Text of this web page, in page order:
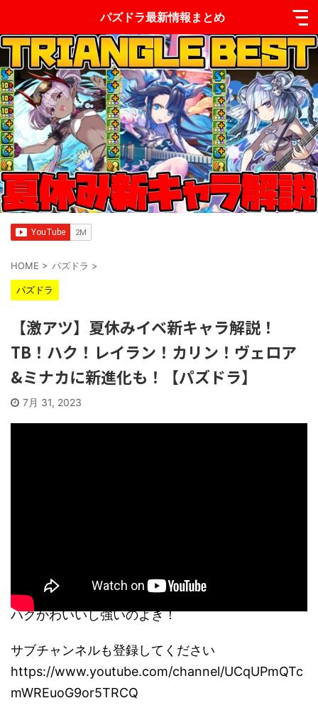
パズドラ最新情報まとめ
HOME > パズドラ >
パズドラ
【激アツ】夏休みイベ新キャラ解説！
TB！ハク！レイラン！カリン！ヴェロア
&ミナカに新進化も！【パズドラ】
7月 31, 2023
ハクかわいいし強いのよき！
サブチャンネルも登録してください
https://www.youtube.com/channel/UCqUPmQTc
mWREuoG9or5TRCQ